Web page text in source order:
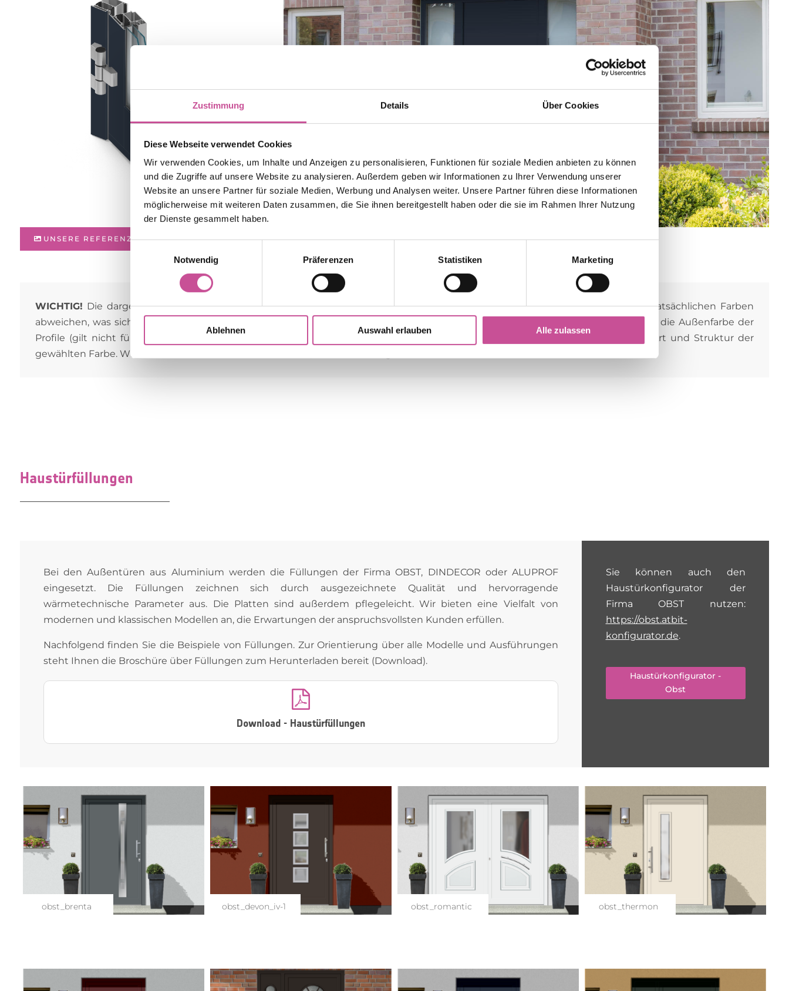
Zustimmung Details Über Cookies
Diese Webseite verwendet Cookies
Wir verwenden Cookies, um Inhalte und Anzeigen zu personalisieren, Funktionen für soziale Medien anbieten zu können
und die Zugriffe auf unsere Website zu analysieren. Außerdem geben wir Informationen zu Ihrer Verwendung unserer
Website an unsere Partner für soziale Medien, Werbung und Analysen weiter. Unsere Partner führen diese Informationen
möglicherweise mit weiteren Daten zusammen, die Sie ihnen bereitgestellt haben oder die sie im Rahmen Ihrer Nutzung
der Dienste gesammelt haben.
Notwendig
Präferenzen Statistiken Marketing
Ablehnen Auswahl erlauben Alle zulassen
UNSERE REFERENZOBJEKTE
WICHTIG! Die dargestellten Oberflächen dienen lediglich der Veranschaulichung und können in Farbe und Struktur von den tatsächlichen Farben
abweichen, was sich aus den individuellen Einstellungen von Monitor und Grafikkarte ergeben kann. Die gewählte Farbe gilt für die Außenfarbe der
Profile (gilt nicht für den Fensterkern und andere Details). Bitte erkundigen Sie sich vor dem Kauf bei unserem Berater nach Art und Struktur der
gewählten Farbe. Wir laden Sie auch in den Showroom ein, um sich die Originaloberfläche bzw. Musterfenster anzusehen.
Haustürfüllungen
Bei den Außentüren aus Aluminium werden die Füllungen der Firma OBST, DINDECOR oder ALUPROF
eingesetzt. Die Füllungen zeichnen sich durch ausgezeichnete Qualität und hervorragende
wärmetechnische Parameter aus. Die Platten sind außerdem pflegeleicht. Wir bieten eine Vielfalt von
modernen und klassischen Modellen an, die Erwartungen der anspruchsvollsten Kunden erfüllen.
Nachfolgend finden Sie die Beispiele von Füllungen. Zur Orientierung über alle Modelle und Ausführungen
steht Ihnen die Broschüre über Füllungen zum Herunterladen bereit (Download).

Download - Haustürfüllungen
Sie können auch den
Haustürkonfigurator der
Firma OBST nutzen:
https://obst.atbit-
konfigurator.de.
Haustürkonfigurator -
Obst
obst_brenta obst_devon_iv-1 obst_romantic obst_thermon